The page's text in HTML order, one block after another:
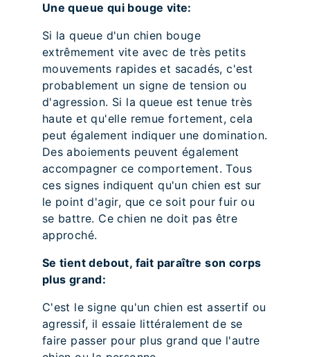
Une queue qui bouge vite:
Si la queue d'un chien bouge
extrêmement vite avec de très petits
mouvements rapides et sacadés, c'est
probablement un signe de tension ou
d'agression. Si la queue est tenue très
haute et qu'elle remue fortement, cela
peut également indiquer une domination.
Des aboiements peuvent également
accompagner ce comportement. Tous
ces signes indiquent qu'un chien est sur
le point d'agir, que ce soit pour fuir ou
se battre. Ce chien ne doit pas être
approché.
Se tient debout, fait paraître son corps
plus grand:
C'est le signe qu'un chien est assertif ou
agressif, il essaie littéralement de se
faire passer pour plus grand que l'autre